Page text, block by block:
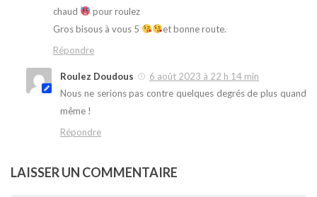
chaud
pour roulez
Gros bisous à vous 5
et bonne route.
Répondre
Roulez Doudous
6 août 2023 à 22 h 14 min
Nous ne serions pas contre quelques degrés de plus quand
même !
Répondre
LAISSER UN COMMENTAIRE